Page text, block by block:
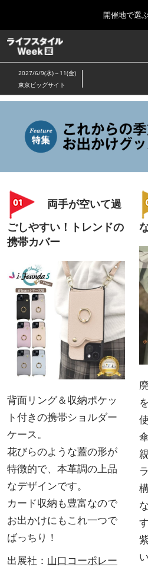
ッ
し
進
to
close
開催地で選
10月_秋展
東京ビッグサイ
ー
ナ
ー
シ
ョ
を
2027/6/9(水)～11(金)
東京ビッグサイト
両手が空いて過
ごしやすい！トレンドの
携帯カバー
背面リング＆収納ポケッ
ト付きの携帯ショルダー
ケース。
花びらのような蓋の形が
特徴的で、本革調の上品
なデザインです。
カード収納も豊富なので
お出かけにもこれ一つで
ばっちり！
出展社： 山口コーポレー